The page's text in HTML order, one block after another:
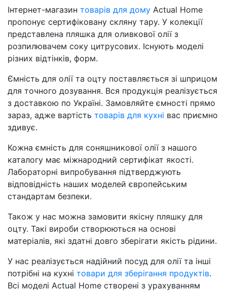
Інтернет-магазин товарів для дому Actual Home
пропонує сертифіковану скляну тару. У колекції
представлена ​​пляшка для оливкової олії з
розпилювачем соку цитрусових. Існують моделі
різних відтінків, форм.
Ємність для олії та оцту поставляється зі шприцом
для точного дозування. Вся продукція реалізується
з доставкою по Україні. Замовляйте ємності прямо
зараз, адже вартість товарів для кухні вас приємно
здивує.
Кожна ємність для соняшникової олії з нашого
каталогу має міжнародний сертифікат якості.
Лабораторні випробування підтверджують
відповідність наших моделей європейським
стандартам безпеки.
Також у нас можна замовити якісну пляшку для
оцту. Такі вироби створюються на основі
матеріалів, які здатні довго зберігати якість рідини.
У нас реалізується надійний посуд для олії та інші
потрібні на кухні товари для зберігання продуктів.
Всі моделі Actual Home створені з урахуванням